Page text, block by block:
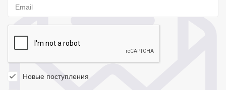
Новые поступления